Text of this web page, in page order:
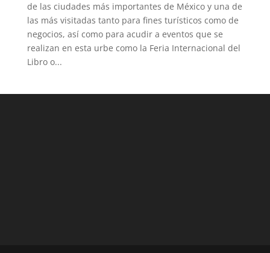
de las ciudades más importantes de México y una de
las más visitadas tanto para fines turísticos como de
negocios, así como para acudir a eventos que se
realizan en esta urbe como la Feria Internacional del
Libro o...